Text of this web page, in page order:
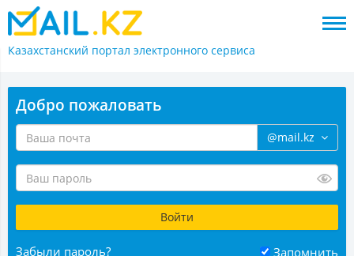
Казахстанский портал электронного сервиса
Добро пожаловать
@mail.kz
Забыли пароль? Запомнить